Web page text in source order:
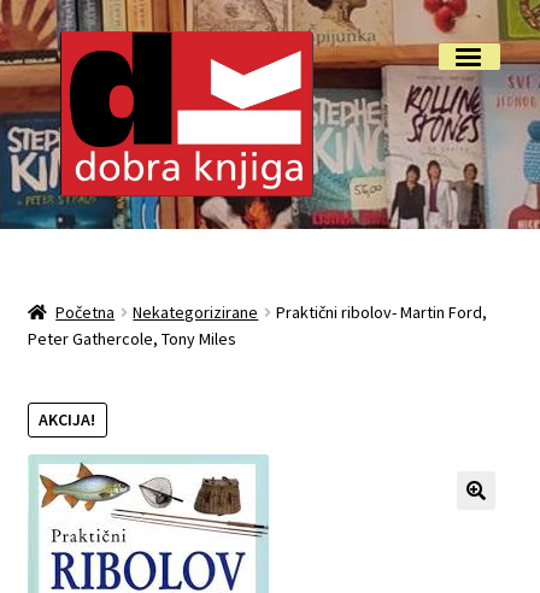
Preskoči
na
navigaciju
Skoči
do
sadržaja
Izbornik
Početna
O nama
Otkup
Privatnost podataka
Početna Nekategorizirane
Praktični ribolov- Martin Ford,
Peter Gathercole, Tony Miles
AKCIJA!